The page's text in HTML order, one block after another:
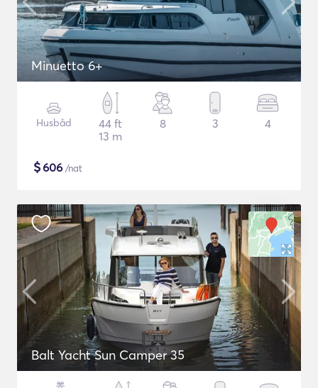
Minuetto 6+
Husbåd
44 ft
13 m
8 3 4
$606 /nat
Balt Yacht Sun Camper 35